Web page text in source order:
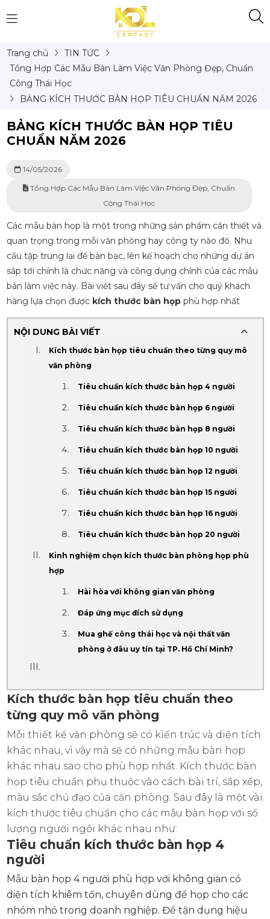
Trang chủ
TIN TỨC
Tổng Hợp Các Mẫu Bàn Làm Việc Văn Phòng Đẹp, Chuẩn
Công Thái Học
BẢNG KÍCH THƯỚC BÀN HỌP TIÊU CHUẨN NĂM 2026
BẢNG KÍCH THƯỚC BÀN HỌP TIÊU
CHUẨN NĂM 2026
14/05/2026
Tổng Hợp Các Mẫu Bàn Làm Việc Văn Phòng Đẹp, Chuẩn
Công Thái Học
Các mẫu bàn họp là một trong những sản phẩm cần thiết và
quan trọng trong mỗi văn phòng hay công ty nào đó. Nhu
cầu tập trung lại để bàn bạc, lên kế hoạch cho những dự án
sắp tới chính là chức năng và công dụng chính của các mẫu
bàn làm việc này. Bài viết sau đây sẽ tư vấn cho quý khách
hàng lựa chọn được kích thước bàn họpphù hợp nhất
NỘI DUNG BÀI VIẾT
Kích thước bàn họp tiêu chuẩn theo từng quy mô
văn phòng
Tiêu chuẩn kích thước bàn họp 4 người
Tiêu chuẩn kích thước bàn họp 6 người
Tiêu chuẩn kích thước bàn họp 8 người
Tiêu chuẩn kích thước bàn họp 10 người
Tiêu chuẩn kích thước bàn họp 12 người
Tiêu chuẩn kích thước bàn họp 15 người
Tiêu chuẩn kích thước bàn họp 16 người
Tiêu chuẩn kích thước bàn họp 20 người
Kinh nghiệm chọn kích thước bàn phòng họp phù
hợp
Hài hòa với không gian văn phòng
Đáp ứng mục đích sử dụng
Mua ghế công thái học và nội thất văn
phòng ở đâu uy tín tại TP. Hồ Chí Minh?
Kích thước bàn họp tiêu chuẩn theo
từng quy mô văn phòng
Mỗi thiết kế văn phòng sẽ có kiến trúc và diện tích
khác nhau, vì vậy mà sẽ có những mẫu bàn họp
khác nhau sao cho phù hợp nhất. Kích thước bàn
họp tiêu chuẩn phụ thuộc vào cách bài trí, sắp xếp,
màu sắc chủ đạo của căn phòng. Sau đây là một vài
kích thước tiêu chuẩn cho các mẫu bàn họp với số
lượng người ngồi khác nhau như:
Tiêu chuẩn kích thước bàn họp 4
người
Mẫu bàn họp 4 người phù hợp với không gian có
diện tích khiêm tốn, chuyên dùng để họp cho các
nhóm nhỏ trong doanh nghiệp. Để tận dụng hiệu